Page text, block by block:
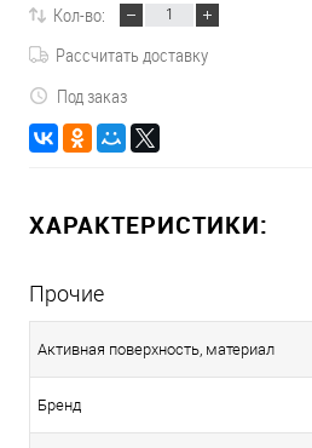
Кол-во:
Рассчитать доставку
Под заказ
ХАРАКТЕРИСТИКИ:
Прочие
Активная поверхность, материал
Бренд